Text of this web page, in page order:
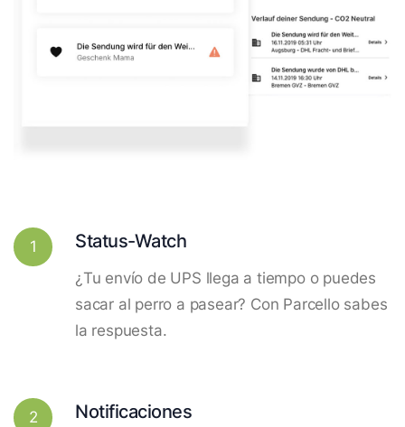
1 Status-Watch
¿Tu envío de UPS llega a tiempo o puedes
sacar al perro a pasear? Con Parcello sabes
la respuesta.
2 Notificaciones